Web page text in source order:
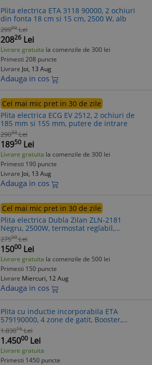
Plita electrica ETA 3118 90000, 2 ochiuri
din fonta 18 cm si 15 cm, 2500 W, alb
29900 Lei
20826 Lei
Livrare gratuita la comenzile de 300 lei
Primesti 208 puncte
Livrare Joi, 13 Aug
Adauga in cos
Cel mai mic pret in 30 de zile
Plita electrica ECG EV 2512, 2 ochiuri de
185 mm si 155 mm, putere de intrare
29030 Lei
18950 Lei
Livrare gratuita la comenzile de 300 lei
Primesti 190 puncte
Livrare Joi, 13 Aug
Adauga in cos
Cel mai mic pret in 30 de zile
Plita electrica Dubla Zilan ZLN-2181
Negru, 2500W, termostat reglabil,
protectie impotriva supraincalzirii
27500 Lei
15000 Lei
Livrare gratuita la comenzile de 500 lei
Primesti 150 puncte
Livrare Miercuri, 12 Aug
Adauga in cos
Plita cu inductie incorporabila ETA
579190000, 4 zone de gatit, Booster,
7.4Kw,
1.83015 Lei
1.45000 Lei
Livrare gratuita
Primesti 1450 puncte